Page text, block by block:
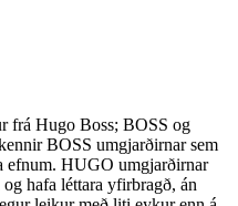
frá Hugo Boss; BOSS og
BOSS umgjarðirnar sem
efnum. HUGO umgjarðirnar
hafa léttara yfirbragð, án